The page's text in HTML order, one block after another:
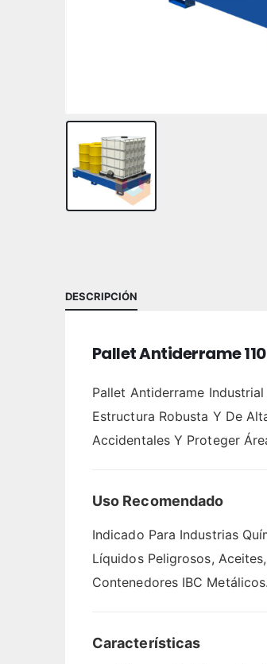
DESCRIPCIÓN
Pallet Antiderrame
Pallet Antiderrame
Estructura Robusta Y De
Accidentales Y Proteger
Uso Recomendado
Indicado Para Industrias
Líquidos Peligrosos,
Contenedores IBC Metálicos.
Características